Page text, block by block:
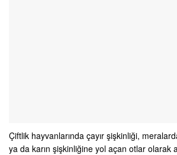
Çiftlik hayvanlarında çayır şişkinliği,
ya da karın şişkinliğine yol açan otlar olarak